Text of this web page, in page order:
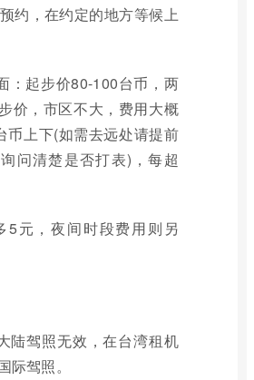
约，在约定的地方等候上
：起步价80-100台币，两
价，市区不大，费用大概
币上下(如需去远处请提前
问清楚是否打表)，每超
5元，夜间时段费用则另
陆驾照无效，在台湾租机
际驾照。